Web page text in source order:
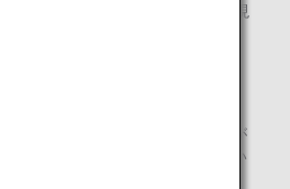
で認められていませんでしたが、現
チャイルドシート
シートベルトで固定できる必要が
のは、その他の基準を満たしてい
ことはできません。